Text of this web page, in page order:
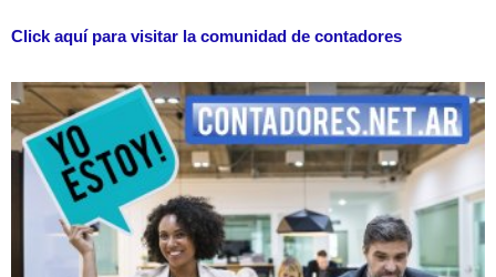
Click aquí para visitar la comunidad de contadores